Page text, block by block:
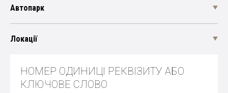
Автопарк
Локації
НОМЕР ОДИНИЦІ РЕКВІЗИТУ АБО
КЛЮЧОВЕ СЛОВО